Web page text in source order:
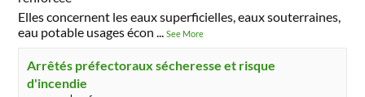
Elles concernent les eaux superficielles, eaux souterraines,
eau potable usages écon ...See More
Arrêtés préfectoraux sécheresse et risque
d'incendie